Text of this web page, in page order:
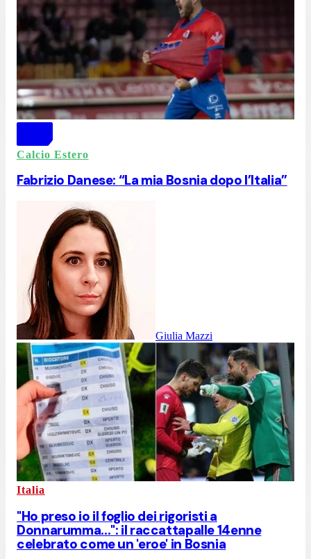
Calcio Estero
Fabrizio Danese: “La mia Bosnia dopo l’Italia”
Giulia Mazzi
Italia
"Ho preso io il foglio dei rigoristi a
Donnarumma...": il raccattapalle 14enne
celebrato come un 'eroe' in Bosnia